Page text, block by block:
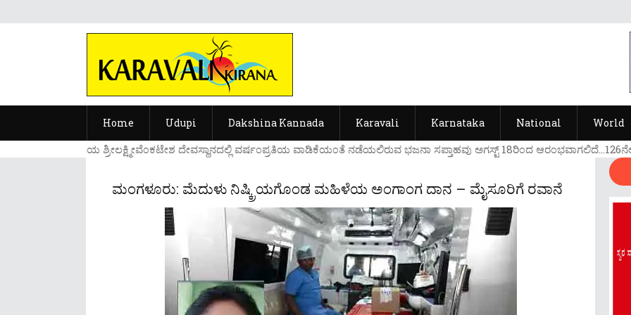
Home Udupi Dakshina Kannada Karavali Karnataka National World
....ಉಡುಪಿಯ ಶ್ರೀಲಕ್ಷ್ಮೀವೆ೦ಕಟೇಶ ದೇವಸ್ಥಾನದಲ್ಲಿ ವರ್ಷ೦ಪ್ರತಿಯ ವಾಡಿಕೆಯ೦ತೆ ನಡೆಯಲಿರುವ ಭಜನಾ ಸಪ್ತಾಹವು ಅಗಸ್ಟ್ 18ರಿ೦ದ ಆರ೦ಭವಾಗಲಿದೆ...126ನೇ
ಮಂಗಳೂರು: ಮೆದುಳು ನಿಷ್ಕ್ರಿಯಗೊಂಡ ಮಹಿಳೆಯ ಅಂಗಾಂಗ ದಾನ – ಮೈಸೂರಿಗೆ ರವಾನೆ